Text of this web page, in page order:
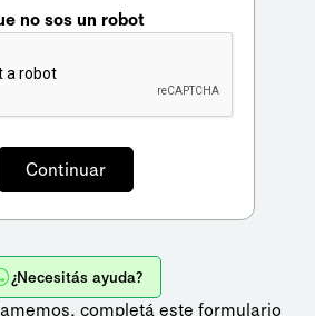
no sos un robot
¿Necesitás ayuda?
completá este formulario